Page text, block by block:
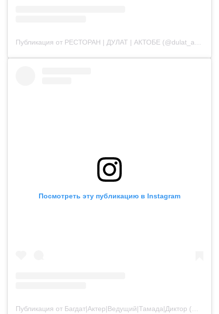
Посмотреть эту публикацию в Instagram
Публикация от Багдат|Актер|Ведущий|Тамада|Диктор (@bagdatturehan)